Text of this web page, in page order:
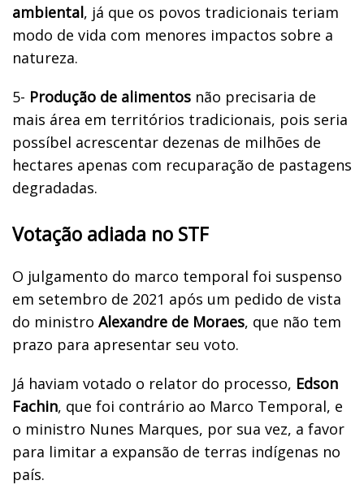
ambiental, já que os povos tradicionais teriam
modo de vida com menores impactos sobre a
natureza.
5- Produção de alimentos não precisaria de
mais área em territórios tradicionais, pois seria
possíbel acrescentar dezenas de milhões de
hectares apenas com recuparação de pastagens
degradadas.
Votação adiada no STF
O julgamento do marco temporal foi suspenso
em setembro de 2021 após um pedido de vista
do ministro Alexandre de Moraes, que não tem
prazo para apresentar seu voto.
Já haviam votado o relator do processo, Edson
Fachin, que foi contrário ao Marco Temporal, e
o ministro Nunes Marques, por sua vez, a favor
para limitar a expansão de terras indígenas no
país.